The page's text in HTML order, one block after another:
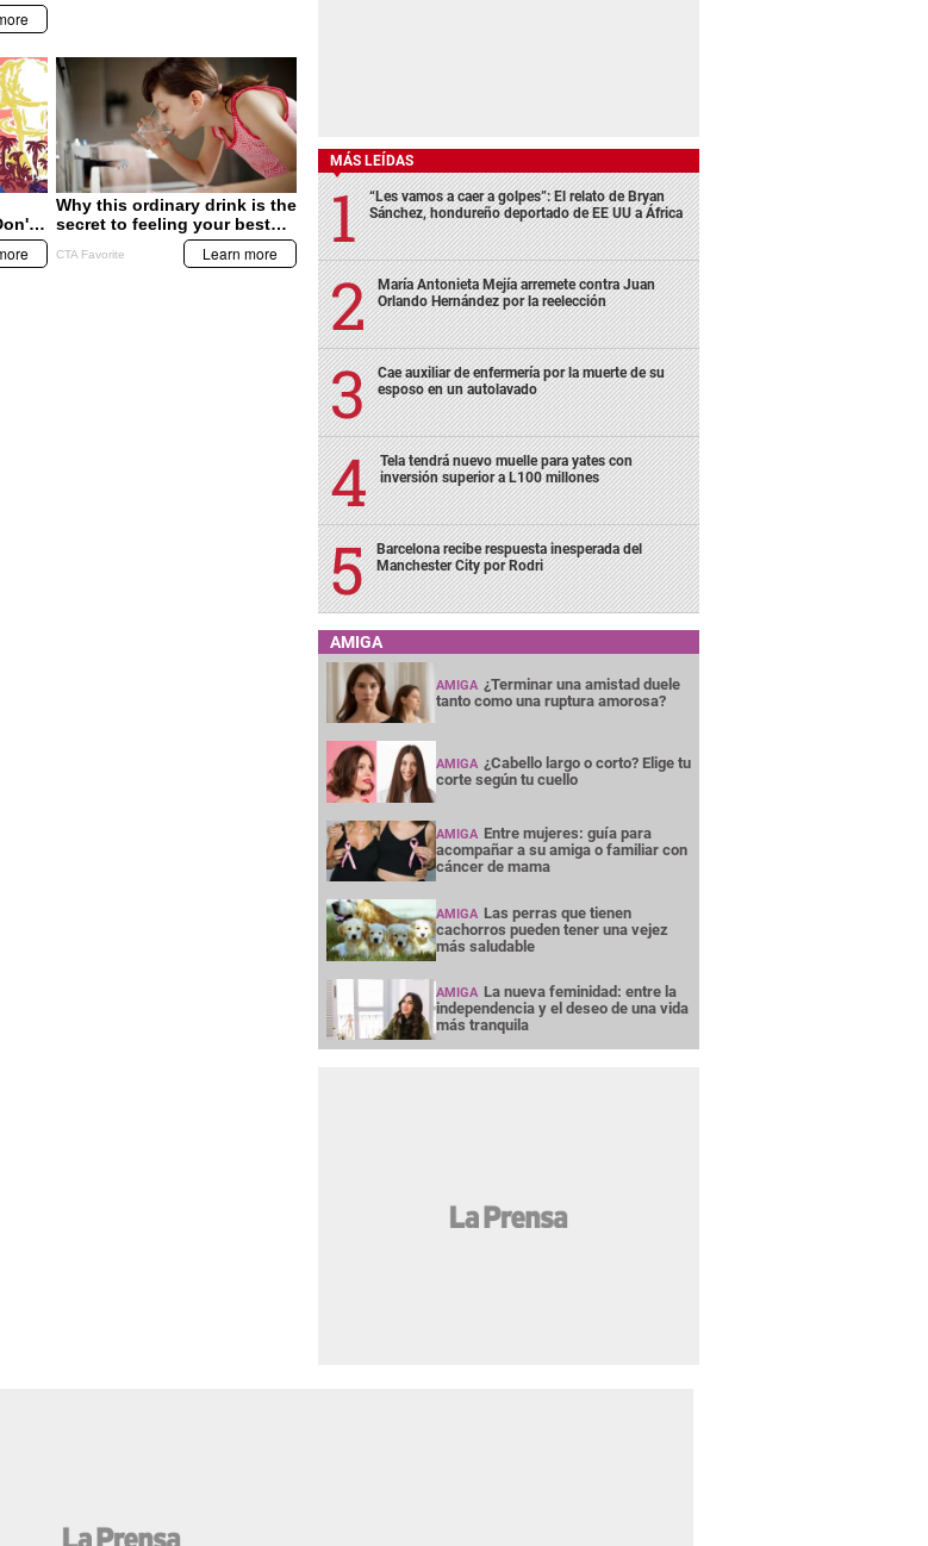
MÁS LEÍDAS
“Les vamos a caer a golpes”: El relato de Bryan
Sánchez, hondureño deportado de EE UU a África
María Antonieta Mejía arremete contra Juan
Orlando Hernández por la reelección
Cae auxiliar de enfermería por la muerte de su
esposo en un autolavado
Tela tendrá nuevo muelle para yates con
inversión superior a L100 millones
Barcelona recibe respuesta inesperada del
Manchester City por Rodri
AMIGA
AMIGA ¿Terminar una amistad duele
tanto como una ruptura amorosa?
AMIGA ¿Cabello largo o corto? Elige tu
corte según tu cuello
AMIGA Entre mujeres: guía para
acompañar a su amiga o familiar con
cáncer de mama
AMIGA Las perras que tienen
cachorros pueden tener una vejez
más saludable
AMIGA La nueva feminidad: entre la
independencia y el deseo de una vida
más tranquila